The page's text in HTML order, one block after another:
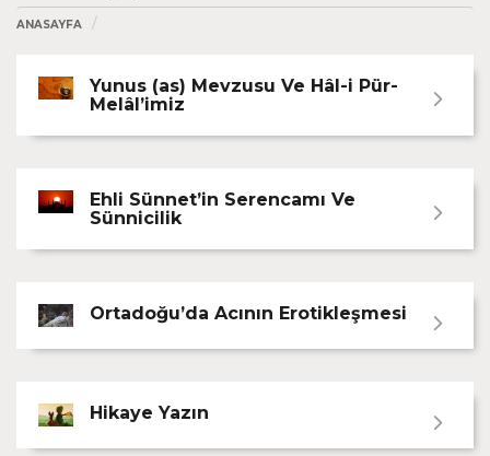
ANASAYFA
Yunus (as) Mevzusu Ve Hâl-i Pür-
Melâl’imiz
Ehli Sünnet’in Serencamı Ve
Sünnicilik
Ortadoğu’da Acının Erotikleşmesi
Hikaye Yazın